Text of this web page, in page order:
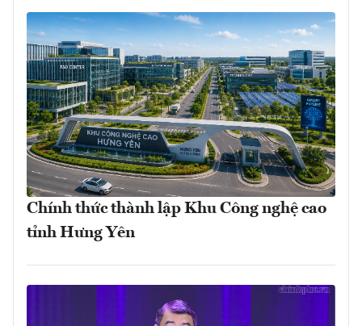
Chính thức thành lập Khu Công nghệ cao
tỉnh Hưng Yên